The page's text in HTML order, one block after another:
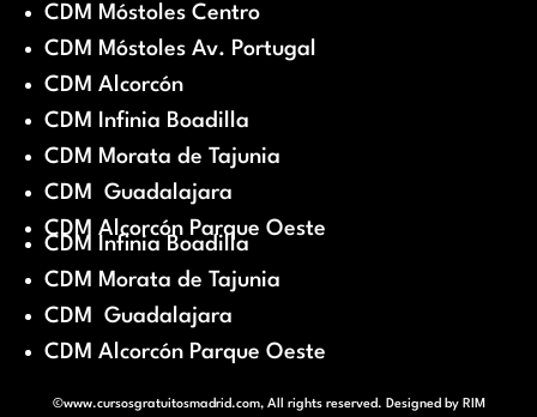
CDM Móstoles Centro
CDM Móstoles Av. Portugal
CDM Alcorcón
CDM Infinia Boadilla
CDM Morata de Tajunia
CDM Guadalajara
CDM Alcorcón Parque Oeste
CDM Infinia Boadilla
CDM Morata de Tajunia
CDM Guadalajara
CDM Alcorcón Parque Oeste
©www.cursosgratuitosmadrid.com, All rights reserved. Designed by RIM